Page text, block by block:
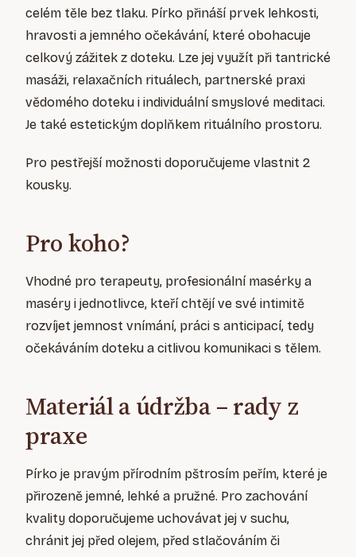
celém těle bez tlaku. Pírko přináší prvek lehkosti,
hravosti a jemného očekávání, které obohacuje
celkový zážitek z doteku. Lze jej využít při tantrické
masáži, relaxačních rituálech, partnerské praxi
vědomého doteku i individuální smyslové meditaci.
Je také estetickým doplňkem rituálního prostoru.
Pro pestřejší možnosti doporučujeme vlastnit 2
kousky.
Pro koho?
Vhodné pro terapeuty, profesionální masérky a
maséry i jednotlivce, kteří chtějí ve své intimitě
rozvíjet jemnost vnímání, práci s anticipací, tedy
očekáváním doteku a citlivou komunikaci s tělem.
Materiál a údržba – rady z
praxe
Pírko je pravým přírodním pštrosím peřím, které je
přirozeně jemné, lehké a pružné. Pro zachování
kvality doporučujeme uchovávat jej v suchu,
chránit jej před olejem, před stlačováním či